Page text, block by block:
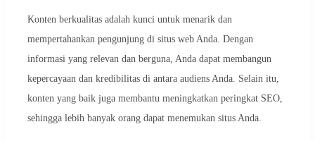
Konten berkualitas adalah kunci untuk menarik dan
mempertahankan pengunjung di situs web Anda. Dengan
informasi yang relevan dan berguna, Anda dapat membangun
kepercayaan dan kredibilitas di antara audiens Anda. Selain itu,
konten yang baik juga membantu meningkatkan peringkat SEO,
sehingga lebih banyak orang dapat menemukan situs Anda.